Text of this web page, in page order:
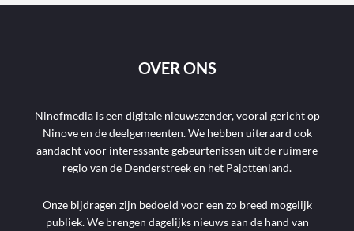
OVER ONS
Ninofmedia is een digitale nieuwszender, vooral gericht op
Ninove en de deelgemeenten. We hebben uiteraard ook
aandacht voor interessante gebeurtenissen uit de ruimere
regio van de Denderstreek en het Pajottenland.
Onze bijdragen zijn bedoeld voor een zo breed mogelijk
publiek. We brengen dagelijks nieuws aan de hand van